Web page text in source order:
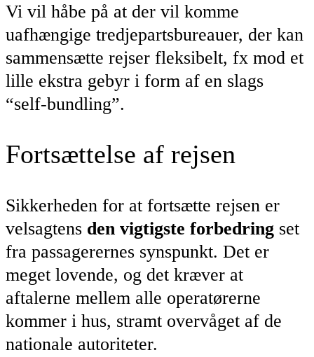
Vi vil håbe på at der vil komme
uafhængige tredjepartsbureauer, der kan
sammensætte rejser fleksibelt, fx mod et
lille ekstra gebyr i form af en slags
“self-bundling”.
Fortsættelse af rejsen
Sikkerheden for at fortsætte rejsen er
velsagtens den vigtigste forbedring set
fra passagerernes synspunkt. Det er
meget lovende, og det kræver at
aftalerne mellem alle operatørerne
kommer i hus, stramt overvåget af de
nationale autoriteter.